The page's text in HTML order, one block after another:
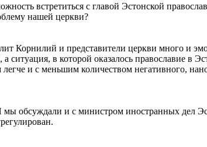
встретиться с главой Эстонской
нашей церкви?
Корнилий и представители церкви много и
а ситуация, в которой оказалось православие
и с меньшим количеством негативного,
обсуждали и с министром иностранных дел